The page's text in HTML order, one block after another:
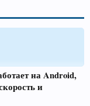
на Android,
и